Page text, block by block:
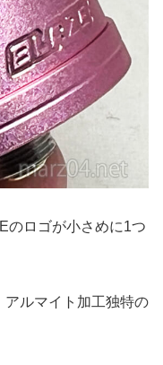
のロゴが小さめに1つ
ルマイト加工独特の